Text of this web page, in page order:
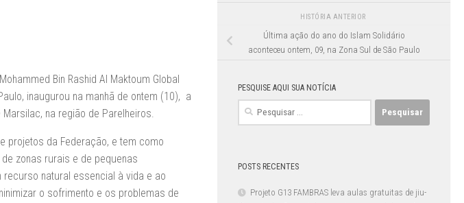
Bin Rashid Al Maktoum Global
inaugurou na manhã de ontem (10), a
na região de Parelheiros.
projetos da Federação, e tem como
zonas rurais e de pequenas
natural essencial à vida e ao
o sofrimento e os problemas de
HISTÓRIA ANTERIOR
Última ação do ano do Islam Solidário
aconteceu ontem, 09, na Zona Sul de São Paulo
PESQUISE AQUI SUA NOTÍCIA
Pesquisar
POSTS RECENTES
Projeto G13 FAMBRAS leva aulas gratuitas de jiu-